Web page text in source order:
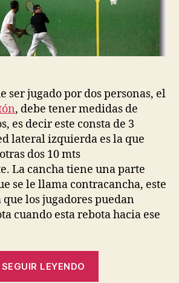
ser jugado por dos personas, el
, debe tener medidas de
es decir este consta de 3
lateral izquierda es la que
dos 10 mts
La cancha tiene una parte
se le llama contracancha, este
que los jugadores puedan
cuando esta rebota hacia ese
SEGUIR LEYENDO